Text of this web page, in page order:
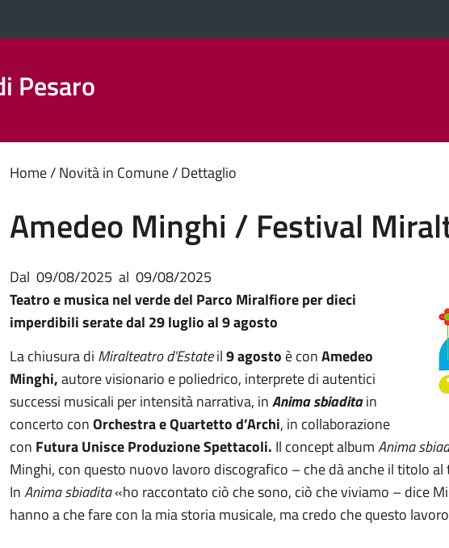
Pesaro
Aree Tematiche
Contenuto
principale
Home Novità in Comune Dettaglio
Amedeo Minghi / Festival
Dal 09/08/2025 al 09/08/2025
Teatro e musica nel verde del Parco Miralfiore per dieci
imperdibili serate dal 29 luglio al 9 agosto
La chiusura di Miralteatro d’Estateil9 agosto è conAmedeo
Minghi,autore visionario e poliedrico, interprete di autentici
successi musicali per intensità narrativa, inAnima sbiaditain
concerto conOrchestra e Quartetto d’Archi, in collaborazione
con Futura Unisce Produzione Spettacoli. Il concept albumAnima
Minghi, con questo nuovo lavoro discografico – che dà anche il titolo
InAnima sbiadita«ho raccontato ciò che sono, ciò che viviamo – dice
hanno a che fare con la mia storia musicale, ma credo che questo